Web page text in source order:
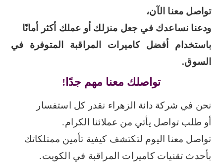
تواصل معنا الآن،
ودعنا نساعدك في جعل منزلك أو عملك أكثر أمانًا
باستخدام أفضل كاميرات المراقبة المتوفرة في
السوق.
تواصلك معنا مهم جدًا!
نحن في شركة دانة الزهراء نقدر كل استفسار
أو طلب تواصل يأتي من عملائنا الكرام.
تواصل معنا اليوم لتكتشف كيفية تأمين ممتلكاتك
بأحدث تقنيات كاميرات المراقبة في الكويت.